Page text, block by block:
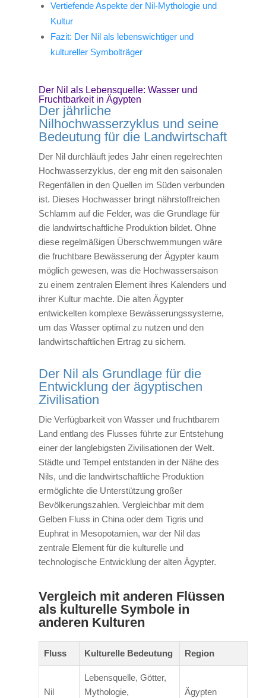
Vertiefende Aspekte der Nil-Mythologie und
Kultur
Fazit: Der Nil als lebenswichtiger und
kultureller Symbolträger
Der Nil als Lebensquelle: Wasser und
Fruchtbarkeit in Ägypten
Der jährliche
Nilhochwasserzyklus und seine
Bedeutung für die Landwirtschaft
Der Nil durchläuft jedes Jahr einen regelrechten
Hochwasserzyklus, der eng mit den saisonalen
Regenfällen in den Quellen im Süden verbunden
ist. Dieses Hochwasser bringt nährstoffreichen
Schlamm auf die Felder, was die Grundlage für
die landwirtschaftliche Produktion bildet. Ohne
diese regelmäßigen Überschwemmungen wäre
die fruchtbare Bewässerung der Ägypter kaum
möglich gewesen, was die Hochwassersaison
zu einem zentralen Element ihres Kalenders und
ihrer Kultur machte. Die alten Ägypter
entwickelten komplexe Bewässerungssysteme,
um das Wasser optimal zu nutzen und den
landwirtschaftlichen Ertrag zu sichern.
Der Nil als Grundlage für die
Entwicklung der ägyptischen
Zivilisation
Die Verfügbarkeit von Wasser und fruchtbarem
Land entlang des Flusses führte zur Entstehung
einer der langlebigsten Zivilisationen der Welt.
Städte und Tempel entstanden in der Nähe des
Nils, und die landwirtschaftliche Produktion
ermöglichte die Unterstützung großer
Bevölkerungszahlen. Vergleichbar mit dem
Gelben Fluss in China oder dem Tigris und
Euphrat in Mesopotamien, war der Nil das
zentrale Element für die kulturelle und
technologische Entwicklung der alten Ägypter.
Vergleich mit anderen Flüssen
als kulturelle Symbole in
anderen Kulturen
Fluss Kulturelle Bedeutung Region
Nil
Lebensquelle, Götter,
Mythologie,
Ägypten